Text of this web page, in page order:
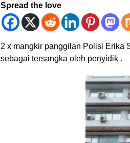
Spread the love
2 x mangkir panggilan Polisi Erika
sebagai tersangka oleh penyidik .